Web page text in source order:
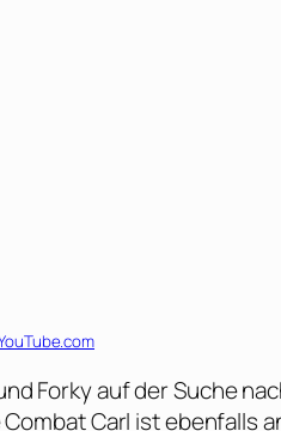
Forky auf der Suche
Carl ist ebenfalls